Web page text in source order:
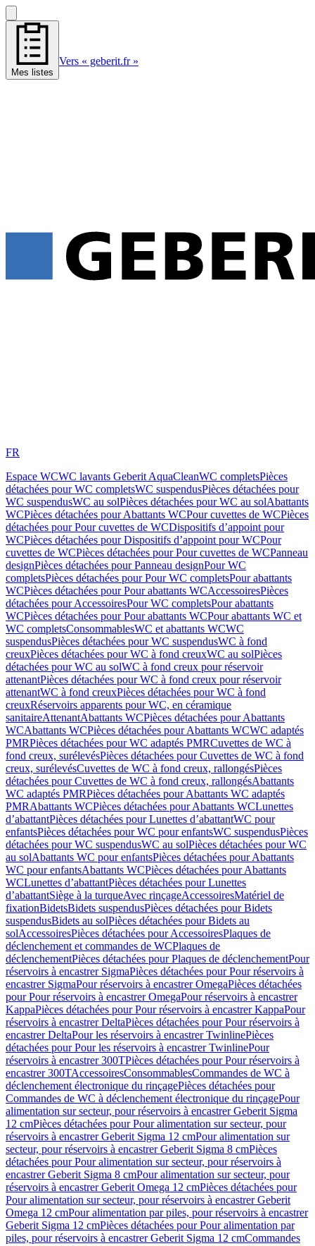
Mes listes
Vers « geberit.fr »
FR
Espace WCWC lavants Geberit AquaCleanWC completsPièces
détachées pour WC completsWC suspendusPièces détachées pour
WC suspendusWC au solPièces détachées pour WC au solAbattants
WCPièces détachées pour Abattants WCPour cuvettes de WCPièces
détachées pour Pour cuvettes de WCDispositifs d’appoint pour
WCPièces détachées pour Dispositifs d’appoint pour WCPour
cuvettes de WCPièces détachées pour Pour cuvettes de WCPanneau
designPièces détachées pour Panneau designPour WC
completsPièces détachées pour Pour WC completsPour abattants
WCPièces détachées pour Pour abattants WCAccessoiresPièces
détachées pour AccessoiresPour WC completsPour abattants
WCPièces détachées pour Pour abattants WCPour abattants WC et
WC completsConsommablesWC et abattants WCWC
suspendusPièces détachées pour WC suspendusWC à fond
creuxPièces détachées pour WC à fond creuxWC au solPièces
détachées pour WC au solWC à fond creux pour réservoir
attenantPièces détachées pour WC à fond creux pour réservoir
attenantWC à fond creuxPièces détachées pour WC à fond
creuxRéservoirs apparents pour WC, en céramique
sanitaireAttenantAbattants WCPièces détachées pour Abattants
WCAbattants WCPièces détachées pour Abattants WCWC adaptés
PMRPièces détachées pour WC adaptés PMRCuvettes de WC à
fond creux, surélevésPièces détachées pour Cuvettes de WC à fond
creux, surélevésCuvettes de WC à fond creux, rallongésPièces
détachées pour Cuvettes de WC à fond creux, rallongésAbattants
WC adaptés PMRPièces détachées pour Abattants WC adaptés
PMRAbattants WCPièces détachées pour Abattants WCLunettes
d’abattantPièces détachées pour Lunettes d’abattantWC pour
enfantsPièces détachées pour WC pour enfantsWC suspendusPièces
détachées pour WC suspendusWC au solPièces détachées pour WC
au solAbattants WC pour enfantsPièces détachées pour Abattants
WC pour enfantsAbattants WCPièces détachées pour Abattants
WCLunettes d’abattantPièces détachées pour Lunettes
d’abattantSiège à la turqueAvec rinçageAccessoiresMatériel de
fixationBidetsBidets suspendusPièces détachées pour Bidets
suspendusBidets au solPièces détachées pour Bidets au
solAccessoiresPièces détachées pour AccessoiresPlaques de
déclenchement et commandes de WCPlaques de
déclenchementPièces détachées pour Plaques de déclenchementPour
réservoirs à encastrer SigmaPièces détachées pour Pour réservoirs à
encastrer SigmaPour réservoirs à encastrer OmegaPièces détachées
pour Pour réservoirs à encastrer OmegaPour réservoirs à encastrer
KappaPièces détachées pour Pour réservoirs à encastrer KappaPour
réservoirs à encastrer DeltaPièces détachées pour Pour réservoirs à
encastrer DeltaPour les réservoirs à encastrer TwinlinePièces
détachées pour Pour les réservoirs à encastrer TwinlinePour
réservoirs à encastrer 300TPièces détachées pour Pour réservoirs à
encastrer 300TAccessoiresConsommablesCommandes de WC à
déclenchement électronique du rinçagePièces détachées pour
Commandes de WC à déclenchement électronique du rinçagePour
alimentation sur secteur, pour réservoirs à encastrer Geberit Sigma
12 cmPièces détachées pour Pour alimentation sur secteur, pour
réservoirs à encastrer Geberit Sigma 12 cmPour alimentation sur
secteur, pour réservoirs à encastrer Geberit Sigma 8 cmPièces
détachées pour Pour alimentation sur secteur, pour réservoirs à
encastrer Geberit Sigma 8 cmPour alimentation sur secteur, pour
réservoirs à encastrer Geberit Omega 12 cmPièces détachées pour
Pour alimentation sur secteur, pour réservoirs à encastrer Geberit
Omega 12 cmPour alimentation par piles, pour réservoirs à encastrer
Geberit Sigma 12 cmPièces détachées pour Pour alimentation par
piles, pour réservoirs à encastrer Geberit Sigma 12 cmCommandes